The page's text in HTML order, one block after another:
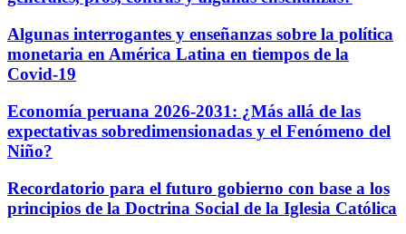
Algunas interrogantes y enseñanzas sobre la política
monetaria en América Latina en tiempos de la
Covid-19
Economía peruana 2026-2031: ¿Más allá de las
expectativas sobredimensionadas y el Fenómeno del
Niño?
Recordatorio para el futuro gobierno con base a los
principios de la Doctrina Social de la Iglesia Católica